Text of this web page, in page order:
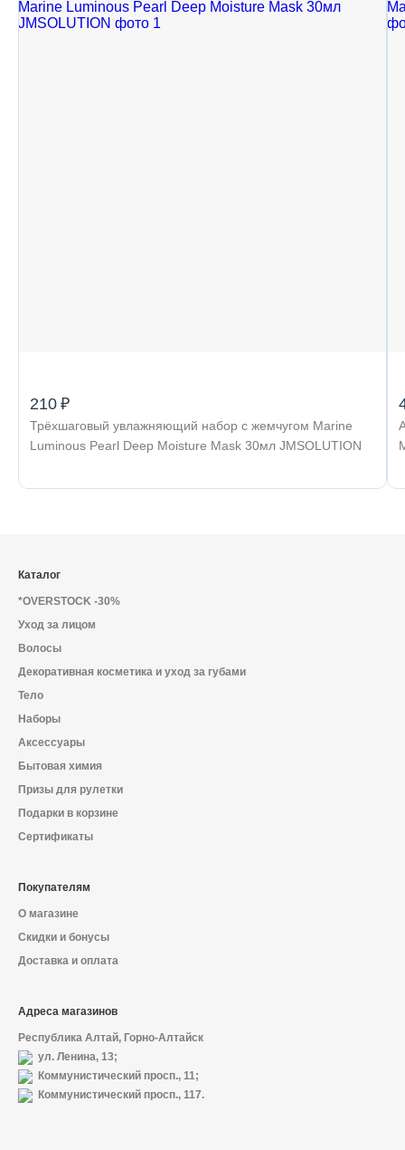
210 ₽
Трёхшаговый увлажняющий набор с жемчугом Marine
Luminous Pearl Deep Moisture Mask 30мл JMSOLUTION
Каталог
*OVERSTOCK -30%
Уход за лицом
Волосы
Декоративная косметика и уход за губами
Тело
Наборы
Аксессуары
Бытовая химия
Призы для рулетки
Подарки в корзине
Сертификаты
Покупателям
О магазине
Скидки и бонусы
Доставка и оплата
Адреса магазинов
Республика Алтай, Горно-Алтайск
ул. Ленина, 13;
Коммунистический просп., 11;
Коммунистический просп., 117.